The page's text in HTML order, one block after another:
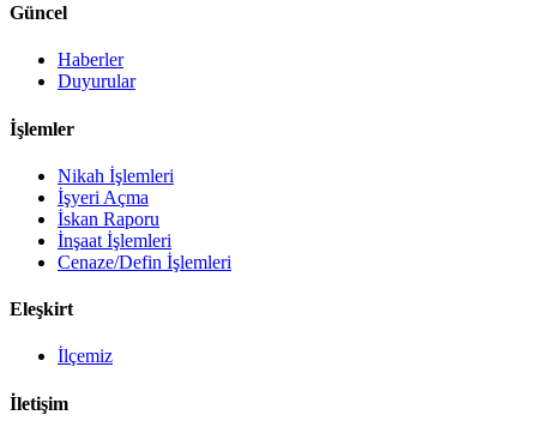
Güncel
Haberler
Duyurular
İşlemler
Nikah İşlemleri
İşyeri Açma
İskan Raporu
İnşaat İşlemleri
Cenaze/Defin İşlemleri
Eleşkirt
İlçemiz
İletişim